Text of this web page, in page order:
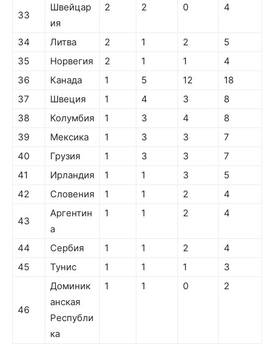
33
Швейцар
ия
2 2 0 4
34 Литва 2 1 2
5
35
Норвегия 2 1 1
4
36
Канада 1 5 12
18
37
Швеция 1 4 3
8
38
Колумбия 1 3 4
8
39
Мексика 1 3 3
7
40
Грузия 1 3 3
7
41
Ирландия 1 1 3
5
42
Словения 1 1 2 4
43
Аргентин
а
1 1 2 4
44 Сербия 1 1 2
4
45
Тунис 1 1 1 3
46
Доминик
анская
Республи
ка
1 1 0 2